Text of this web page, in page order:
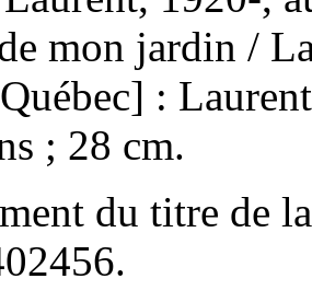
mon jardin /
:
; 28 cm.
du titre de
.